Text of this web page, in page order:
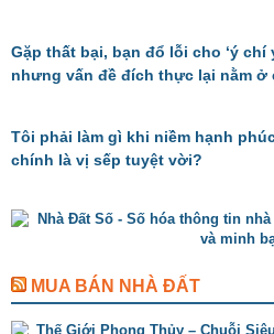
Gặp thất bại, bạn đổ lỗi cho ‘ý chí
nhưng vấn đề đích thực lại nằm
Tôi phải làm gì khi niềm hạnh
chính là vị sếp tuyệt vời?
MUA BÁN NHÀ ĐẤT